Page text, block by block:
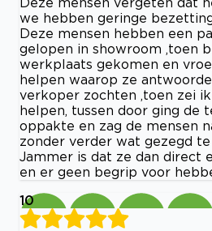
we hebben geringe
Deze mensen hebben een
gelopen in showroom ,toen
werkplaats gekomen en
helpen waarop ze
verkoper zochten ,toen zei
helpen, tussen door ging de
oppakte en zag de mensen
zonder verder wat gezegd te
Jammer is dat ze dan direct
en er geen begrip voor
10